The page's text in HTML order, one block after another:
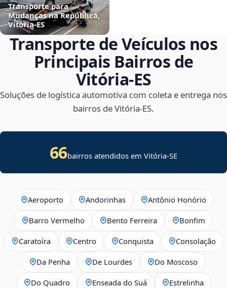
Transporte para
Mudanças na República,
Vitória‑ES
Transporte de Veículos nos
Principais Bairros de
Vitória‑ES
Soluções de logística automotiva com coleta e entrega nos
bairros de Vitória‑ES.
66bairros atendidos em Vitória-SE
Aeroporto Andorinhas Antônio Honório
Barro Vermelho Bento Ferreira Bonfim
Caratoíra Centro Conquista Consolação
Da Penha De Lourdes Do Moscoso
Do Quadro Enseada do Suá Estrelinha